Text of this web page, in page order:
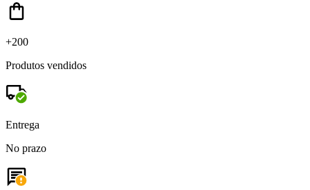
+200
Produtos vendidos
Entrega
No prazo